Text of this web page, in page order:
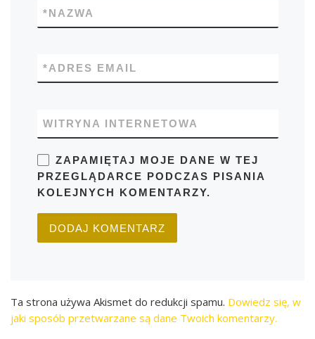
NAZWA
*
ADRES EMAIL
*
WITRYNA INTERNETOWA
ZAPAMIĘTAJ MOJE DANE W TEJ
PRZEGLĄDARCE PODCZAS PISANIA
KOLEJNYCH KOMENTARZY.
Ta strona używa Akismet do redukcji spamu. Dowiedz się, w
jaki sposób przetwarzane są dane Twoich komentarzy.